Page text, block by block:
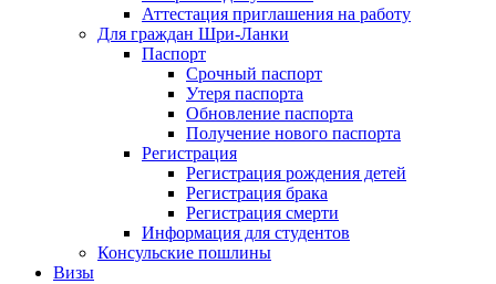
Аттестация приглашения на работу
Для граждан Шри-Ланки
Паспорт
Срочный паспорт
Утеря паспорта
Обновление паспорта
Получение нового паспорта
Регистрация
Регистрация рождения детей
Регистрация брака
Регистрация смерти
Информация для студентов
Консульские пошлины
Визы